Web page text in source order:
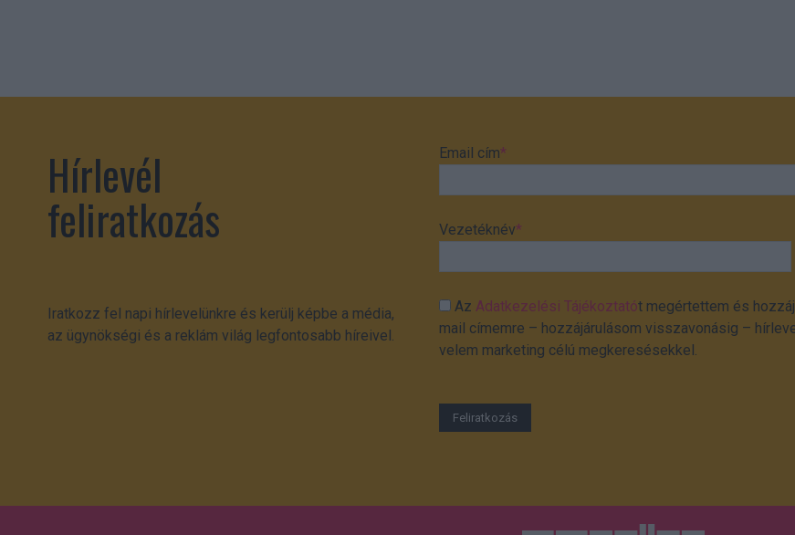
Hírlevél
feliratkozás
Iratkozz fel napi hírlevelünkre és kerülj képbe a média,
az ügynökségi és a reklám világ legfontosabb híreivel.
Email cím*
Vezetéknév*
AzAdatkezelési Tájékoztatót megértettem és
mail címemre – hozzájárulásom visszavonásig –
velem marketing célú megkeresésekkel.